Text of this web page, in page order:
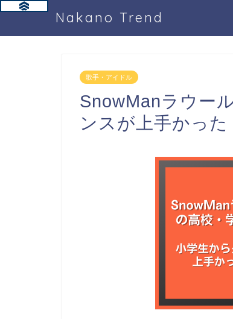
Nakano Trend
歌手・アイドル
SnowManラウー
ンスが上手かった